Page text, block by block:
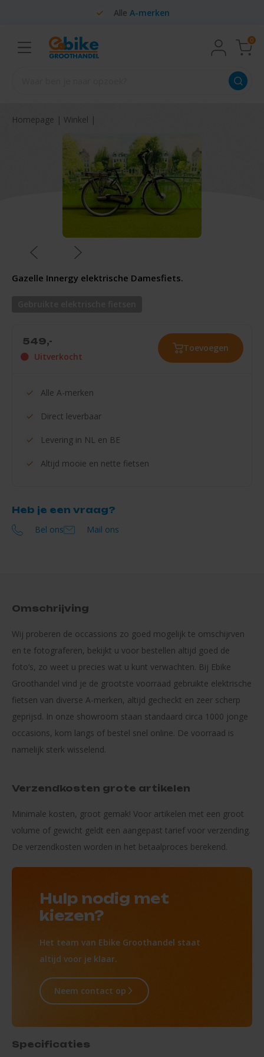
Alle A-merken
0
Homepage | Winkel |
Gazelle Innergy elektrische Damesfiets.
549,-
Uitverkocht
Toevoegen
Alle A-merken
Direct leverbaar
Levering in NL en BE
Altijd mooie en nette fietsen
Heb je een vraag?
Bel ons
Mail ons
Omschrijving
Wij proberen de occassions zo goed mogelijk te omschijrven
en te fotograferen, bekijkt u voor bestellen altijd goed de
foto’s, zo weet u precies wat u kunt verwachten. Bij Ebike
Groothandel vind je de grootste voorraad gebruikte elektrische
fietsen van diverse A-merken, altijd gecheckt en zeer scherp
geprijsd. In onze showroom staan standaard circa 1000 jonge
occasions, kom langs of bestel snel online. De voorraad is
namelijk sterk wisselend.
Verzendkosten grote artikelen
Minimale kosten, groot gemak! Voor artikelen met een groot
volume of gewicht geldt een aangepast tarief voor verzending.
De verzendkosten worden in het betaalproces berekend.
Hulp nodig met
kiezen?
Het team van Ebike Groothandel staat
altijd voor je klaar.
Neem contact op
Specificaties